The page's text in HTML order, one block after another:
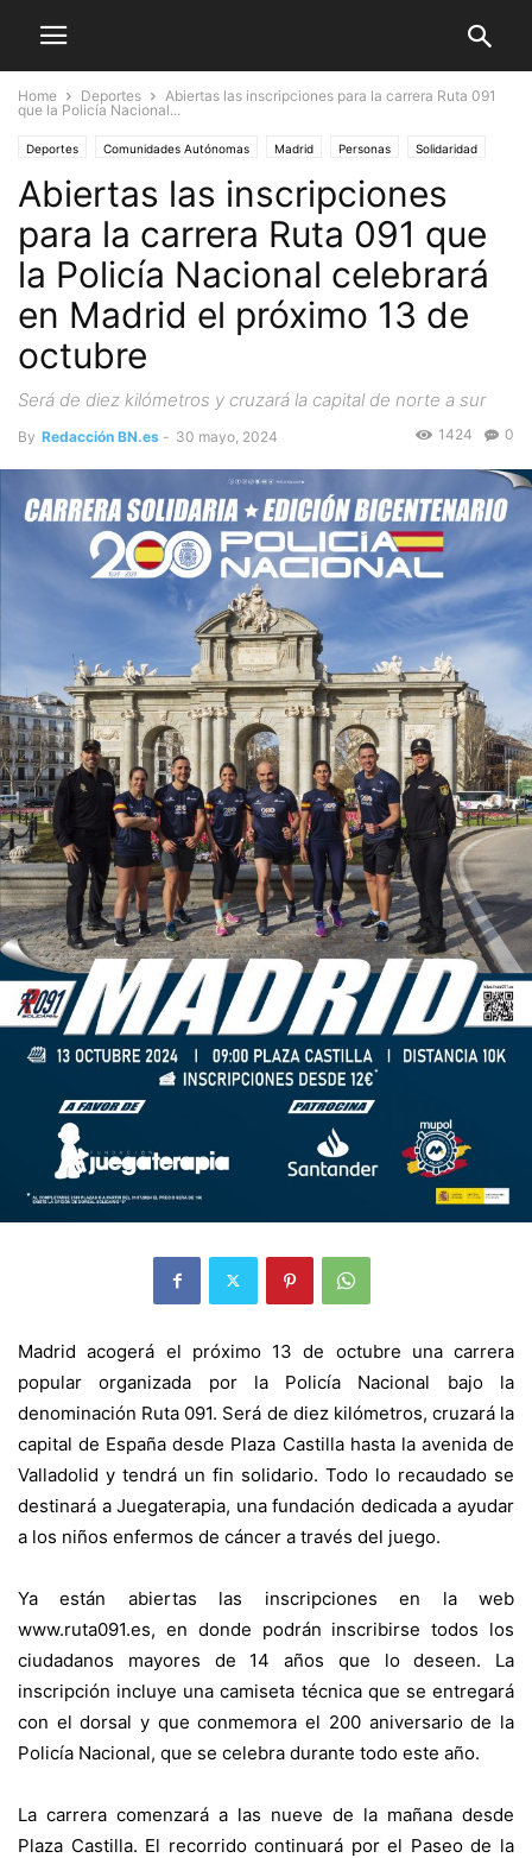
Home Deportes
Abiertas las inscripciones para la carrera Ruta 091
que la Policía Nacional...
Deportes Comunidades Autónomas Madrid Personas Solidaridad
Abiertas las inscripciones
para la carrera Ruta 091 que
la Policía Nacional celebrará
en Madrid el próximo 13 de
octubre
Será de diez kilómetros y cruzará la capital de norte a sur
By Redacción BN.es - 30 mayo, 2024 0
1424
Madrid acogerá el próximo 13 de octubre una carrera
popular organizada por la Policía Nacional bajo la
denominación Ruta 091. Será de diez kilómetros, cruzará la
capital de España desde Plaza Castilla hasta la avenida de
Valladolid y tendrá un fin solidario. Todo lo recaudado se
destinará a Juegaterapia, una fundación dedicada a ayudar
a los niños enfermos de cáncer a través del juego.
Ya están abiertas las inscripciones en la web
www.ruta091.es, en donde podrán inscribirse todos los
ciudadanos mayores de 14 años que lo deseen. La
inscripción incluye una camiseta técnica que se entregará
con el dorsal y que conmemora el 200 aniversario de la
Policía Nacional, que se celebra durante todo este año.
La carrera comenzará a las nueve de la mañana desde
Plaza Castilla. El recorrido continuará por el Paseo de la